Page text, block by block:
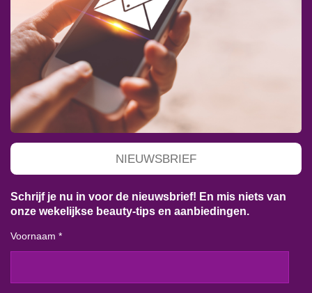
NIEUWSBRIEF
Schrijf je nu in voor de nieuwsbrief! En mis niets van
onze wekelijkse beauty-tips en aanbiedingen.
Voornaam *